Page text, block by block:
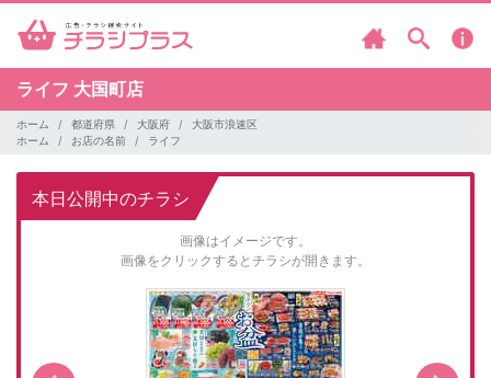
ライフ 大国町店
ホーム 都道府県 大阪府
大阪市浪速区
ホーム
お店の名前 ライフ
本日公開中のチラシ
画像はイメージです。
画像をクリックするとチラシが開きます。